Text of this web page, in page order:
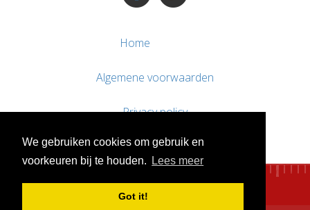
We gebruiken cookies om gebruik en
voorkeuren bij te houden.
Lees meer
Got it!
Home
Algemene voorwaarden
Privacy policy
Contact / Support